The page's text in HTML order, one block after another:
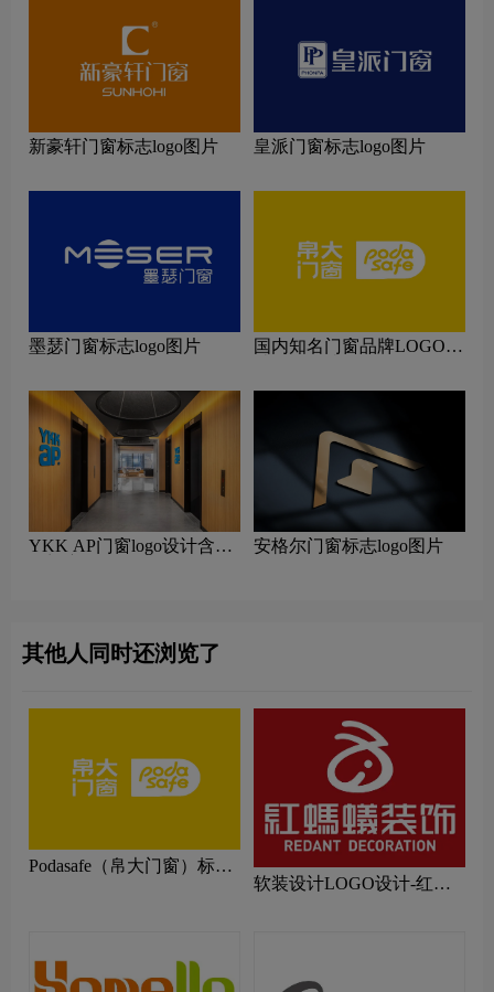
新豪轩门窗标志logo图片 皇派门窗标志logo图片
墨瑟门窗标志logo图片
国内知名门窗品牌LOGO设
YKK AP门窗logo设计含义
安格尔门窗标志logo图片
其他人同时还浏览了
Podasafe（帛大门窗）标志
软装设计LOGO设计-红蚂